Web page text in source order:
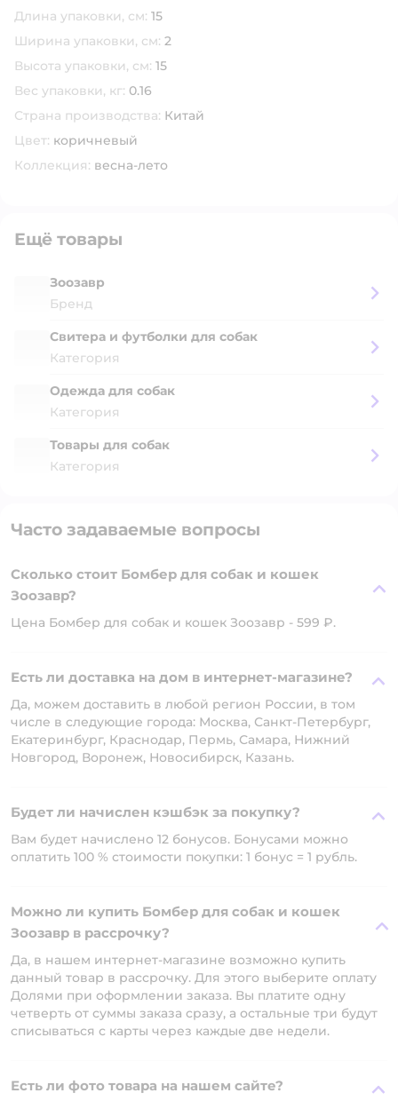
Длина упаковки, см: 15
Ширина упаковки, см: 2
Высота упаковки, см: 15
Вес упаковки, кг: 0.16
Страна производства: Китай
Цвет: коричневый
Коллекция: весна-лето
Ещё товары
Зоозавр
Бренд
Свитера и футболки для собак
Категория
Одежда для собак
Категория
Товары для собак
Категория
Часто задаваемые вопросы
Сколько стоит Бомбер для собак и кошек
Зоозавр?
Цена Бомбер для собак и кошек Зоозавр - 599 ₽.
Есть ли доставка на дом в интернет-магазине?
Да, можем доставить в любой регион России, в том
числе в следующие города: Москва, Санкт-Петербург,
Екатеринбург, Краснодар, Пермь, Самара, Нижний
Новгород, Воронеж, Новосибирск, Казань.
Будет ли начислен кэшбэк за покупку?
Вам будет начислено 12 бонусов. Бонусами можно
оплатить 100 % стоимости покупки: 1 бонус = 1 рубль.
Можно ли купить Бомбер для собак и кошек
Зоозавр в рассрочку?
Да, в нашем интернет-магазине возможно купить
данный товар в рассрочку. Для этого выберите оплату
Долями при оформлении заказа. Вы платите одну
четверть от суммы заказа сразу, а остальные три будут
списываться с карты через каждые две недели.
Есть ли фото товара на нашем сайте?